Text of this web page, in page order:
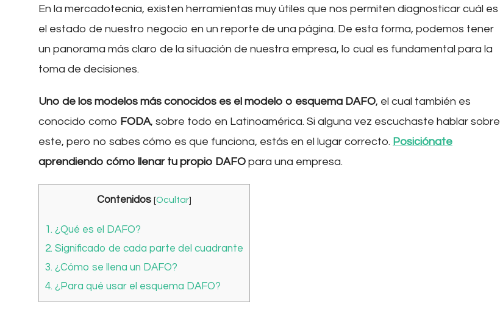
En la mercadotecnia, existen herramientas muy útiles que nos permiten diagnosticar cuál es
el estado de nuestro negocio en un reporte de una página. De esta forma, podemos tener
un panorama más claro de la situación de nuestra empresa, lo cual es fundamental para la
toma de decisiones.
Uno de los modelos más conocidos es el modelo o esquema DAFO, el cual también es
conocido como FODA, sobre todo en Latinoamérica. Si alguna vez escuchaste hablar sobre
este, pero no sabes cómo es que funciona, estás en el lugar correcto. Posiciónate
aprendiendo cómo llenar tu propio DAFO para una empresa.
Contenidos [Ocultar]
1. ¿Qué es el DAFO?
2. Significado de cada parte del cuadrante
3. ¿Cómo se llena un DAFO?
4. ¿Para qué usar el esquema DAFO?